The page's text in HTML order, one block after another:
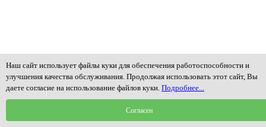
Наш сайт использует файлы куки для обеспечения работоспособности и
улучшения качества обслуживания. Продолжая использовать этот сайт, Вы
даете согласие на использование файлов куки. Подробнее...
Согласен